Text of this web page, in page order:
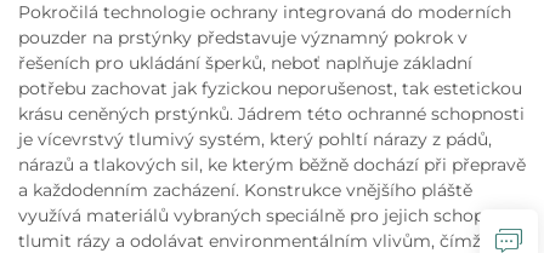
Pokročilá technologie ochrany integrovaná do moderních
pouzder na prstýnky představuje významný pokrok v
řešeních pro ukládání šperků, neboť naplňuje základní
potřebu zachovat jak fyzickou neporušenost, tak estetickou
krásu ceněných prstýnků. Jádrem této ochranné schopnosti
je vícevrstvý tlumivý systém, který pohltí nárazy z pádů,
nárazů a tlakových sil, ke kterým běžně dochází při přepravě
a každodenním zacházení. Konstrukce vnějšího pláště
využívá materiálů vybraných speciálně pro jejich schopnost
tlumit rázy a odolávat environmentálním vlivům, čímž